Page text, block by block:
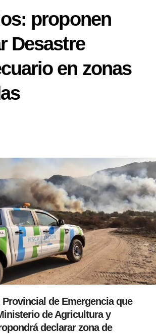
proponen
Desastre
en zonas
de Emergencia que
de Agricultura y
declarar zona de